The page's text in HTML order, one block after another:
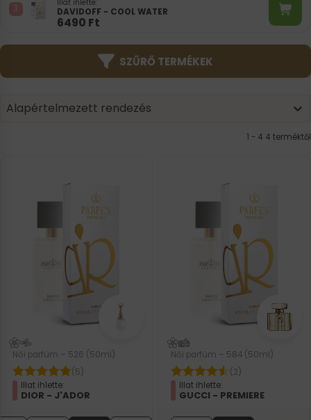
Illat ihlette:
DAVIDOFF - COOL WATER
6490 Ft
SZŰRŐ TERMÉKEK
Product | Sorting
Sort content
Alapértelmezett rendezés
Sort content
1 - 4 4 terméktől
Női parfüm – 526 (50ml)
(5)
Illat ihlette:
DIOR - J'ADOR
Női parfüm – 584 (50ml)
(2)
Illat ihlette:
GUCCI - PREMIERE